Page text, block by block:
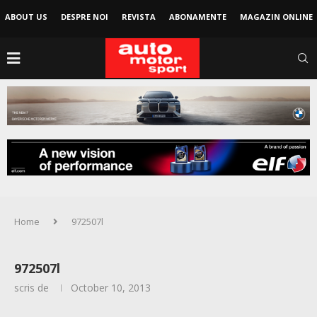
ABOUT US DESPRE NOI REVISTA ABONAMENTE MAGAZIN ONLINE
Home 972507l
972507l
scris de October 10, 2013